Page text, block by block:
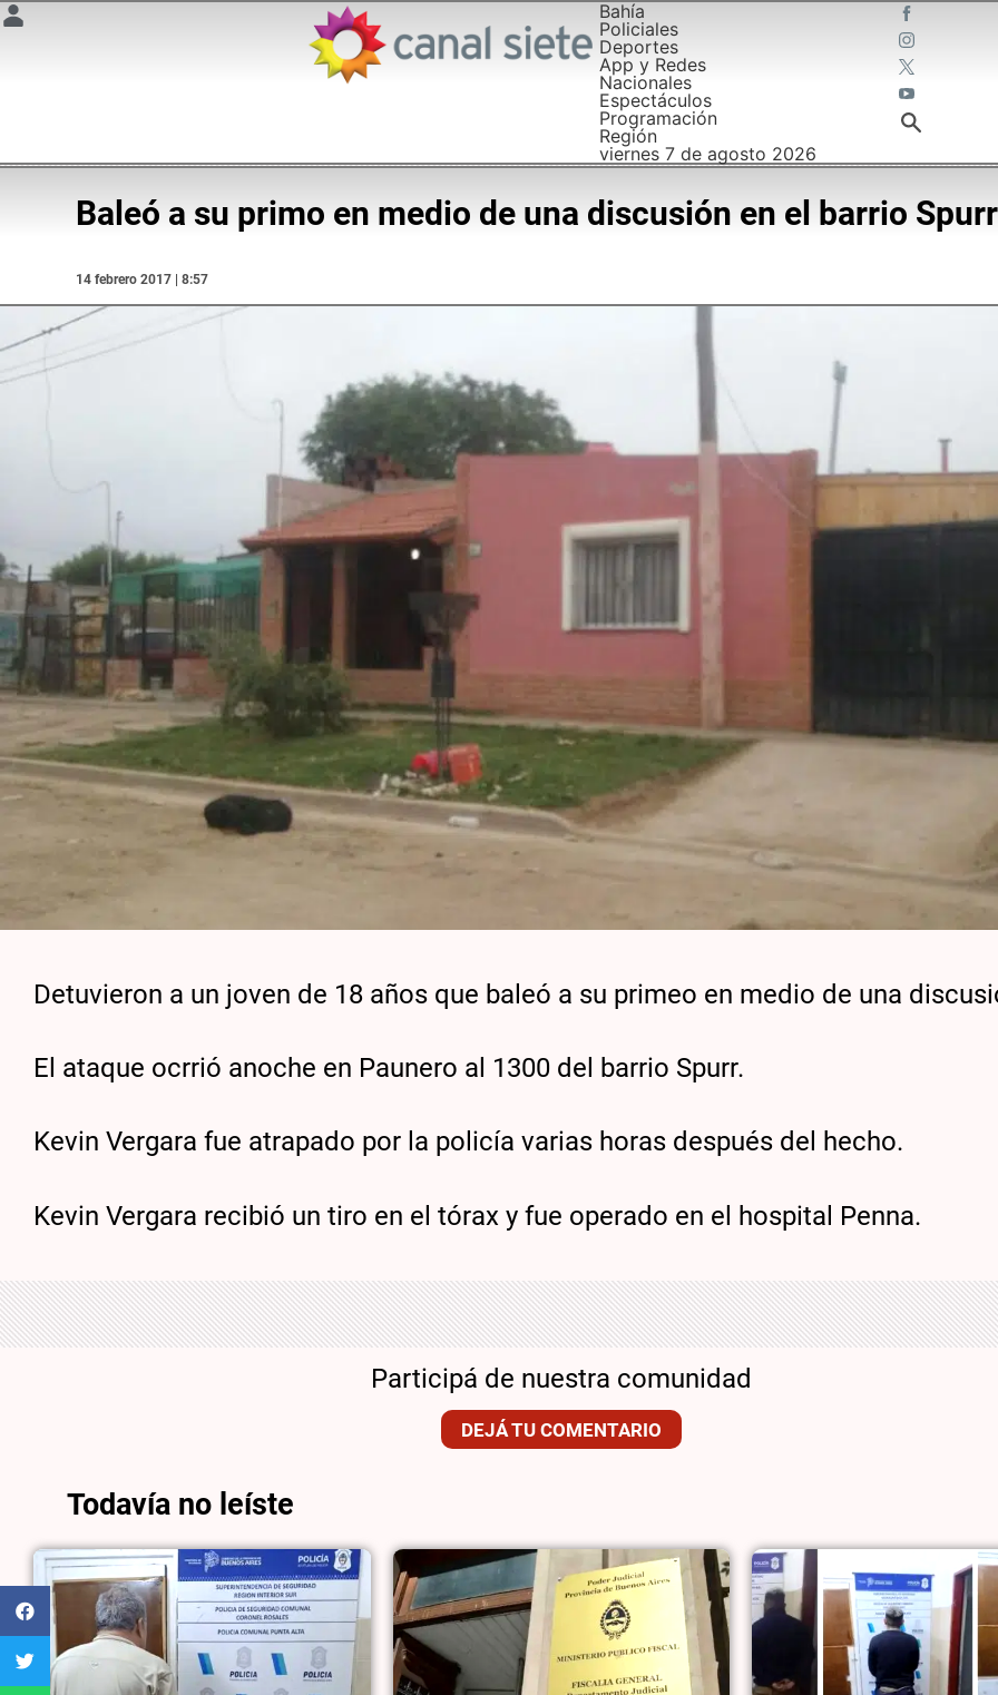
Bahía
Policiales
Deportes
App y Redes
Nacionales
Espectáculos
Programación
Región
viernes 7 de agosto 2026
Baleó a su primo en medio de una discusión en el barrio Spurr
14 febrero 2017 | 8:57
Detuvieron a un joven de 18 años que baleó a su primeo en medio de una
El ataque ocrrió anoche en Paunero al 1300 del barrio Spurr.
Kevin Vergara fue atrapado por la policía varias horas después del hecho.
Kevin Vergara recibió un tiro en el tórax y fue operado en el hospital Penna.
Participá de nuestra comunidad
DEJÁ TU COMENTARIO
Todavía no leíste